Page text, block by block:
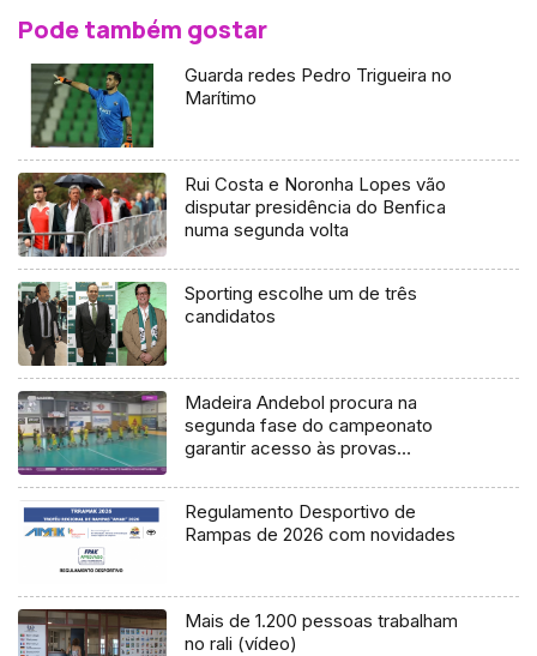
Pode também gostar
Guarda redes Pedro Trigueira no
Marítimo
Rui Costa e Noronha Lopes vão
disputar presidência do Benfica
numa segunda volta
Sporting escolhe um de três
candidatos
Madeira Andebol procura na
segunda fase do campeonato
garantir acesso às provas
Regulamento Desportivo de
Rampas de 2026 com novidades
Mais de 1.200 pessoas trabalham
no rali (vídeo)